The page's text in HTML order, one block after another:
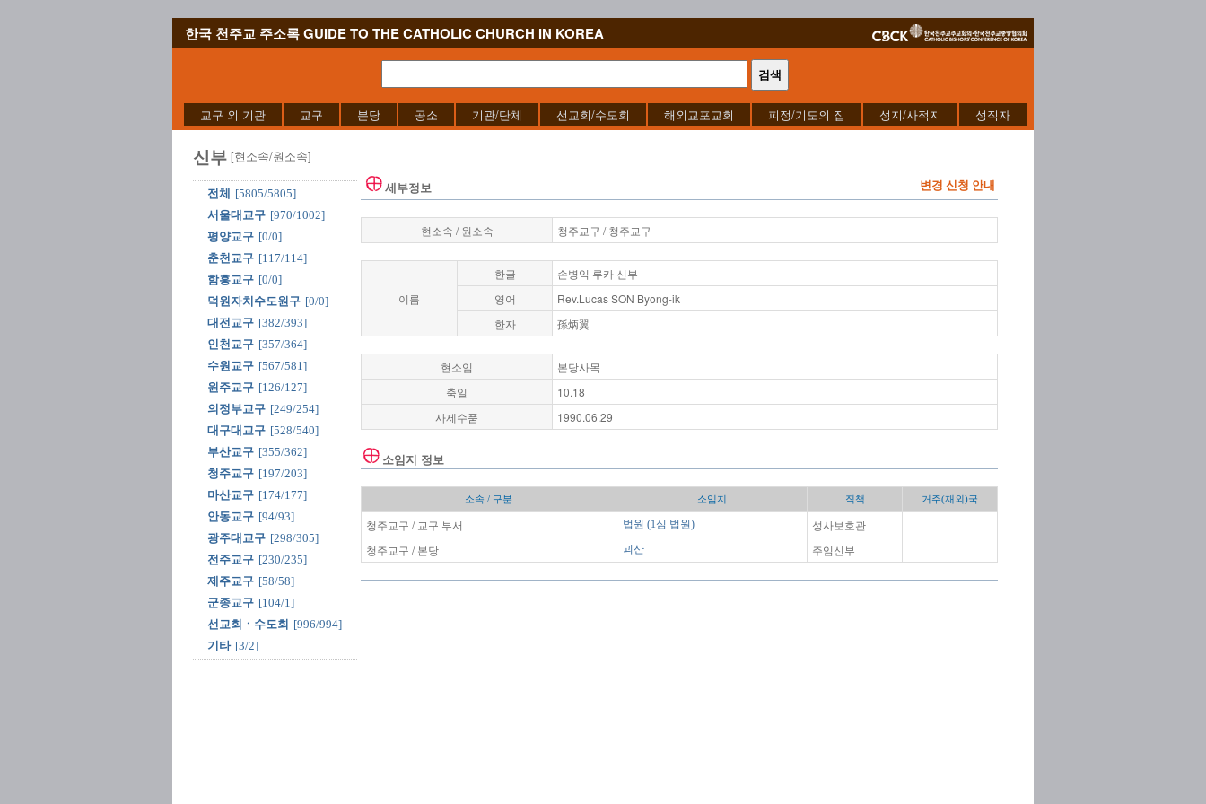
한국 천주교 주소록 GUIDE TO THE CATHOLIC CHURCH IN KOREA
교구 외 기관 교구 본당 공소 기관/단체 선교회/수도회 해외교포교회 피정/기도의 집 성지/사적지 성직자
신부 [현소속/원소속]
전체
[5805/5805]
서울대교구 [970/1002]
평양교구 [0/0]
춘천교구 [117/114]
함흥교구 [0/0]
덕원자치수도원구 [0/0]
대전교구 [382/393]
인천교구 [357/364]
수원교구 [567/581]
원주교구 [126/127]
의정부교구 [249/254]
대구대교구 [528/540]
부산교구 [355/362]
청주교구 [197/203]
마산교구 [174/177]
안동교구 [94/93]
광주대교구 [298/305]
전주교구 [230/235]
제주교구 [58/58]
군종교구 [104/1]
선교회ㆍ수도회 [996/994]
기타 [3/2]
세부정보 변경 신청 안내
현소속 / 원소속 청주교구 / 청주교구
이름
한글
손병익 루카 신부
영어
Rev.Lucas SON Byong-ik
한자
孫炳翼
현소임
본당사목
축일
10.18
사제수품
1990.06.29
소임지 정보
소속 / 구분 소임지 직책 거주(재외)국
청주교구 / 교구 부서 법원 (1심 법원)
성사보호관
청주교구 / 본당
괴산 주임신부